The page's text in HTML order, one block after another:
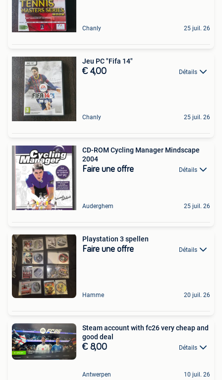
Chanly 25 juil. 26
Jeu PC "Fifa 14"
€ 4,00 Détails
Chanly 25 juil. 26
CD-ROM Cycling Manager Mindscape
2004
Faire une offre Détails
Auderghem 25 juil. 26
Playstation 3 spellen
Faire une offre Détails
Hamme 20 juil. 26
Steam account with fc26 very cheap and
good deal
€ 8,00 Détails
Antwerpen 10 juil. 26